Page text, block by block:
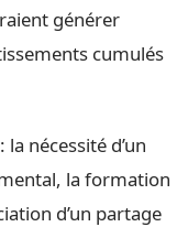
générer
cumulés
nécessité d’un
la formation
d’un partage